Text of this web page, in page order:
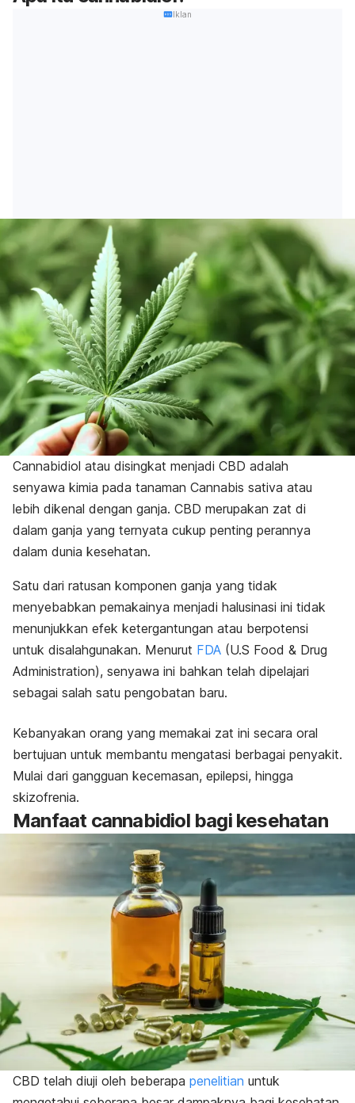
Iklan
Cannabidiol atau disingkat menjadi CBD adalah
senyawa kimia pada tanaman Cannabis sativa atau
lebih dikenal dengan ganja. CBD merupakan zat di
dalam ganja yang ternyata cukup penting perannya
dalam dunia kesehatan.
Satu dari ratusan komponen ganja yang tidak
menyebabkan pemakainya menjadi halusinasi ini tidak
menunjukkan efek ketergantungan atau berpotensi
untuk disalahgunakan. Menurut FDA (U.S Food & Drug
Administration), senyawa ini bahkan telah dipelajari
sebagai salah satu pengobatan baru.
Kebanyakan orang yang memakai zat ini secara oral
bertujuan untuk membantu mengatasi berbagai penyakit.
Mulai dari gangguan kecemasan, epilepsi, hingga
skizofrenia.
Manfaat cannabidiol bagi kesehatan
CBD telah diuji oleh beberapa penelitian untuk